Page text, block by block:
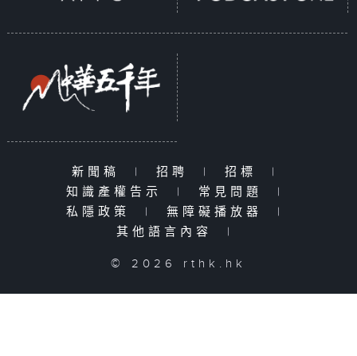
新聞稿 | 招聘 | 招標
|
知識產權告示
| 常見問題
|
私隱政策
| 無障礙播放器
|
其他語言內容
|
© 2026 rthk.hk